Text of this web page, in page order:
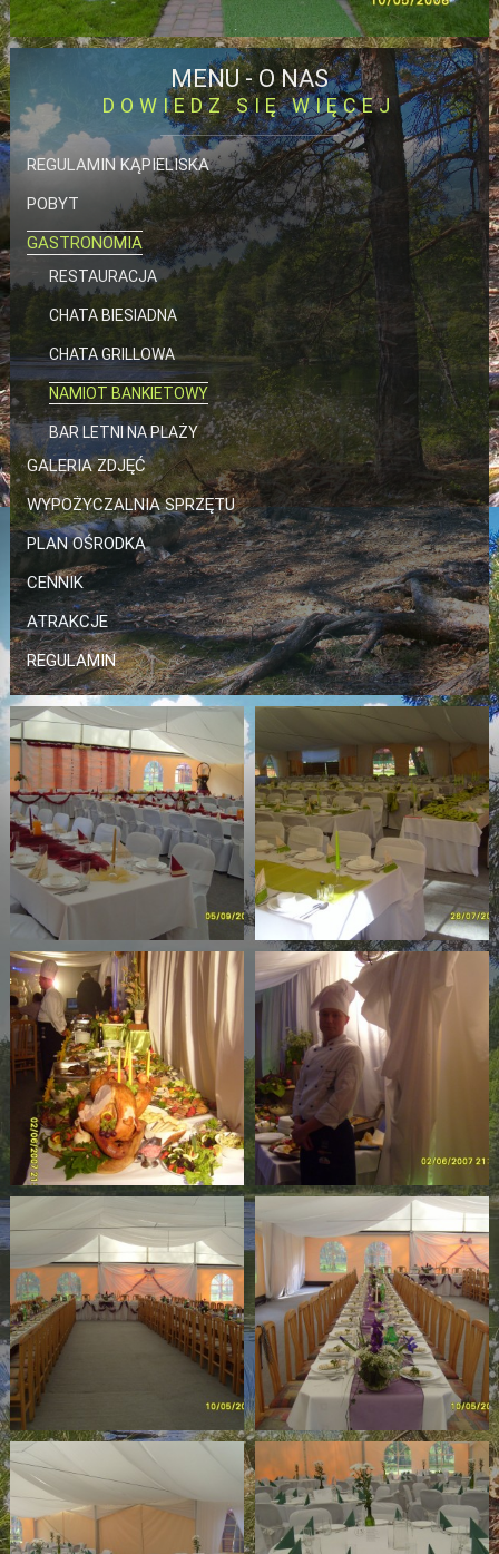
STRONA GŁÓWNA
CATERING
GASTRONOMIA
Chata biesiadna
MENU -O NAS
DOWIEDZ SIĘ WIĘCEJ
REGULAMIN KĄPIELISKA
POBYT
GASTRONOMIA
RESTAURACJA
CHATA BIESIADNA
CHATA GRILLOWA
NAMIOT BANKIETOWY
BAR LETNI NA PLAŻY
GALERIA ZDJĘĆ
WYPOŻYCZALNIA SPRZĘTU
PLAN OŚRODKA
CENNIK
ATRAKCJE
REGULAMIN